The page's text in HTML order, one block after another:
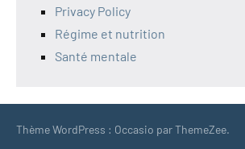
Privacy Policy
Régime et nutrition
Santé mentale
Thème WordPress : Occasio par ThemeZee.